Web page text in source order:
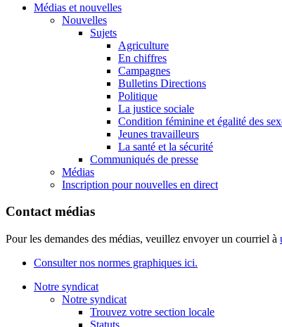
Médias et nouvelles
Nouvelles
Sujets
Agriculture
En chiffres
Campagnes
Bulletins Directions
Politique
La justice sociale
Condition féminine et égalité des
Jeunes travailleurs
La santé et la sécurité
Communiqués de presse
Médias
Inscription pour nouvelles en direct
Contact médias
Pour les demandes des médias, veuillez envoyer un courriel à
Consulter nos normes graphiques ici.
Notre syndicat
Notre syndicat
Trouvez votre section locale
Statuts